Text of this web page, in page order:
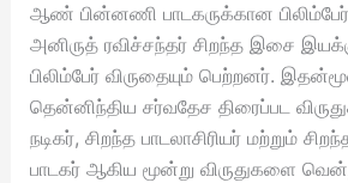
ஆண் பின்னணி பாடகருக்கான பிலிம்பேர்
அனிருத் ரவிச்சந்தர் சிறந்த இசை
பிலிம்பேர் விருதையும் பெற்றனர்.
தென்னிந்திய சர்வதேச திரைப்பட
நடிகர், சிறந்த பாடலாசிரியர் மற்றும்
பாடகர் ஆகிய மூன்று விருதுகளை